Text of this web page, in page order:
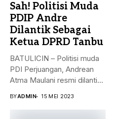
Sah! Politisi Muda
PDIP Andre
Dilantik Sebagai
Ketua DPRD Tanbu
BATULICIN – Politisi muda
PDI Perjuangan, Andrean
Atma Maulani resmi dilantik
BYADMIN 15 MEI 2023